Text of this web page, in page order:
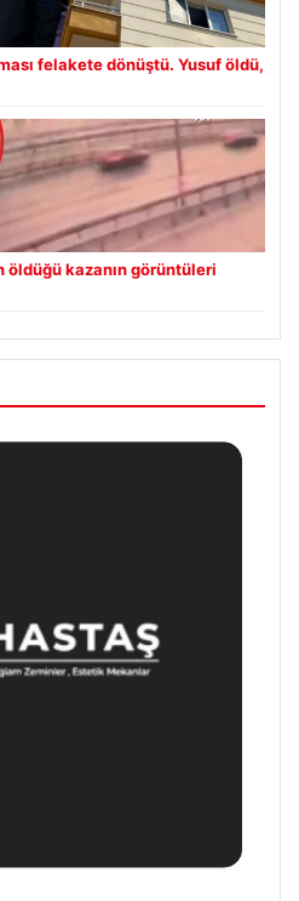
felakete dönüştü. Yusuf öldü,
kazanın görüntüleri